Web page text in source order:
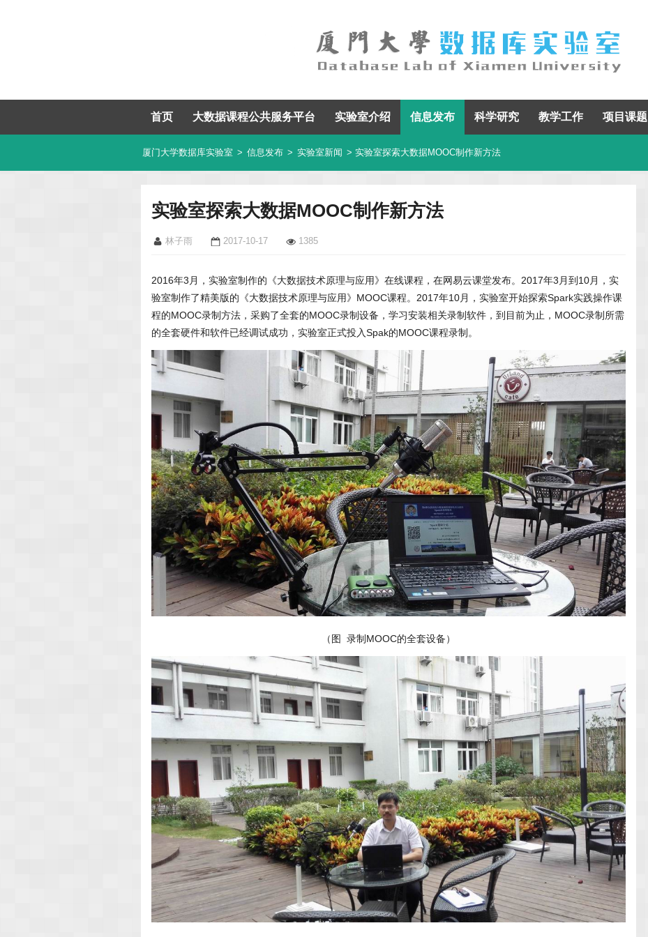
首页 大数据课程公共服务平台 实验室介绍 信息发布 科学研究 教学工作 项目课题
厦门大学数据库实验室 > 信息发布 > 实验室新闻 > 实验室探索大数据MOOC制作新方法
实验室探索大数据MOOC制作新方法
林子雨 2017-10-17 1385
2016年3月，实验室制作的《大数据技术原理与应用》在线课程，在网易云课堂发布。2017年3月到10月，实
验室制作了精美版的《大数据技术原理与应用》MOOC课程。2017年10月，实验室开始探索Spark实践操作课
程的MOOC录制方法，采购了全套的MOOC录制设备，学习安装相关录制软件，到目前为止，MOOC录制所需
的全套硬件和软件已经调试成功，实验室正式投入Spak的MOOC课程录制。
（图 录制MOOC的全套设备）